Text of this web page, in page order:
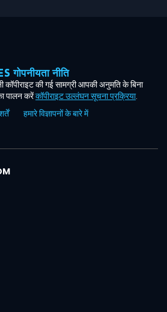
नीति
की गई सामग्री आपकी अनुमति के बिना
पालन करेंकॉपीराइट उल्लंघन सूचना प्रक्रिया.
हमारे विज्ञापनों के बारे में